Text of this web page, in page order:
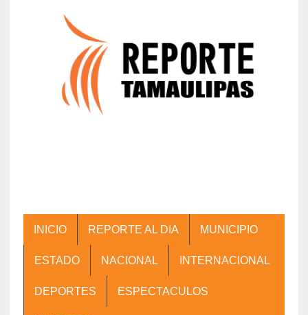
INICIO REPORTE AL DIA MUNICIPIO
ESTADO NACIONAL INTERNACIONAL
DEPORTES ESPECTACULOS